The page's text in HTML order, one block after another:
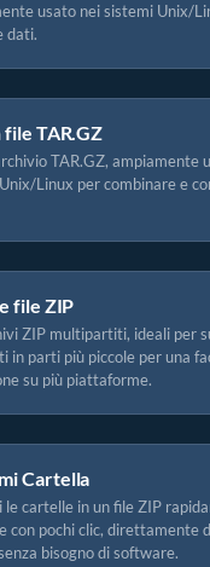
usato nei sistemi Unix/
dati.
file TAR.GZ
TAR.GZ, ampiamente
Linux per combinare e
file ZIP
ZIP multipartiti, ideali per
in parti più piccole per una
su più piattaforme.
Cartella
le cartelle in un file ZIP
con pochi clic, direttamente
bisogno di software.